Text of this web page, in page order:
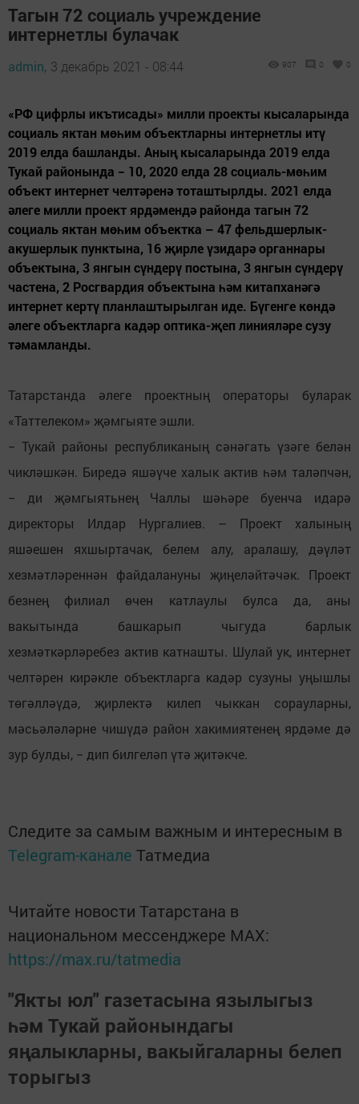
Тагын 72 социаль учреждение
интернетлы булачак
admin, 3 декабрь 2021 - 08:44 907 0 0
«РФ цифрлы икътисады» милли проекты кысаларында
социаль яктан мөһим объектларны интернетлы итү
2019 елда башланды. Аның кысаларында 2019 елда
Тукай районында − 10, 2020 елда 28 социаль-мөһим
объект интернет челтәренә тоташтырлды. 2021 елда
әлеге милли проект ярдәмендә районда тагын 72
социаль яктан мөһим объектка – 47 фельдшерлык-
акушерлык пунктына, 16 җирле үзидарә органнары
объектына, 3 янгын сүндерү постына, 3 янгын сүндерү
частена, 2 Росгвардия объектына һәм китапханәгә
интернет кертү планлаштырылган иде. Бүгенге көндә
әлеге объектларга кадәр оптика-җеп линияләре сузу
тәмамланды.
Татарстанда әлеге проектның операторы буларак
«Таттелеком» җәмгыяте эшли.
− Тукай районы республиканың сәнәгать үзәге белән
чикләшкән. Биредә яшәүче халык актив һәм таләпчән,
− ди җәмгыятьнең Чаллы шәһәре буенча идарә
директоры Илдар Нургалиев. – Проект халының
яшәешен яхшыртачак, белем алу, аралашу, дәүләт
хезмәтләреннән файдалануны җиңеләйтәчәк. Проект
безнең филиал өчен катлаулы булса да, аны
вакытында башкарып чыгуда барлык
хезмәткәрләребез актив катнашты. Шулай ук, интернет
челтәрен кирәкле объектларга кадәр сузуны уңышлы
төгәлләүдә, җирлектә килеп чыккан сорауларны,
мәсьәләләрне чишүдә район хакимиятенең ярдәме дә
зур булды, − дип билгеләп үтә җитәкче.
Следите за самым важным и интересным в
Telegram-канале Татмедиа
Читайте новости Татарстана в
национальном мессенджере MАХ:
https://max.ru/tatmedia
"Якты юл" газетасына язылыгыз
һәм Тукай районындагы
яңалыкларны, вакыйгаларны белеп
торыгыз